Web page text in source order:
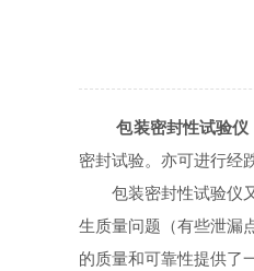
包装密封性试验仪
密封试验。亦可进行经
包装密封性试验仪又
生质量问题（有些泄漏
的质量和可靠性提供了